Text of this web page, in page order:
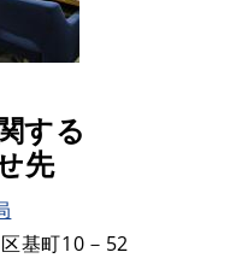
する
先
基町10－52